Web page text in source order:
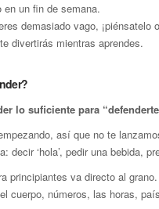
en un fin de semana.
demasiado vago,
divertirás mientras aprendes.
lo suficiente para
así que no te
decir ‘hola’, pedir una bebida,
principiantes va directo al
cuerpo, números, las horas,